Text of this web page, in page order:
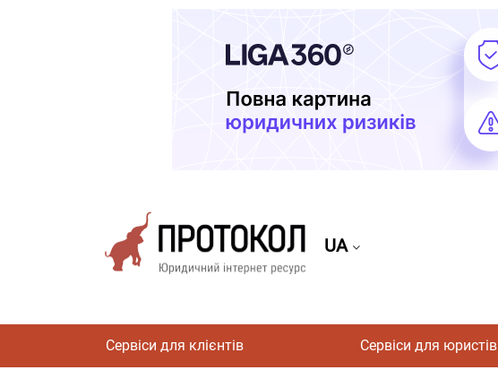
UA
Сервіси для клієнтів Сервіси для юристів